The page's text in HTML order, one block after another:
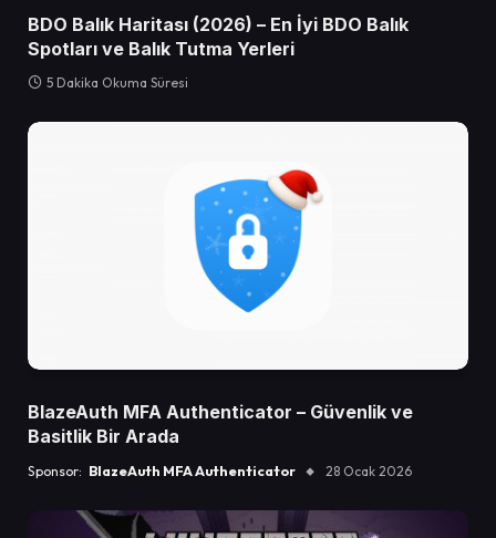
BDO Balık Haritası (2026) – En İyi BDO Balık
Spotları ve Balık Tutma Yerleri
5 Dakika Okuma Süresi
BlazeAuth MFA Authenticator – Güvenlik ve
Basitlik Bir Arada
Sponsor: BlazeAuth MFA Authenticator 28 Ocak 2026